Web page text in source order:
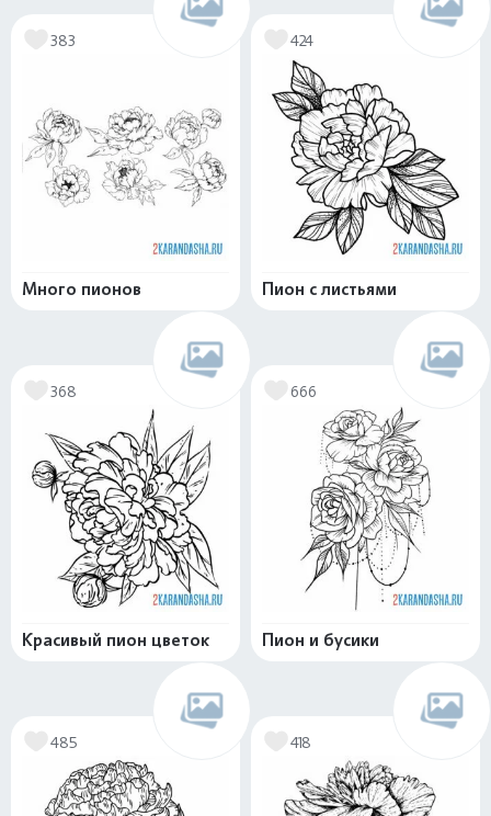
383
Много пионов
424
Пион с листьями
368
Красивый пион цветок
666
Пион и бусики
485 418